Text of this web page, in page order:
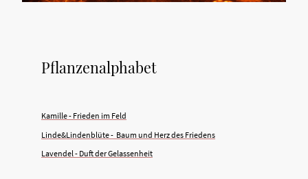
Pflanzenalphabet
Kamille - Frieden im Feld
Linde&Lindenblüte - Baum und Herz des Friedens
Lavendel - Duft der Gelassenheit